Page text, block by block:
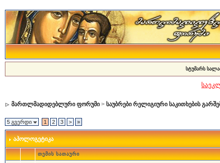
სტუმარს
მართლმადიდებლური ფორუმი> საუბრები რელიგიური საკითხების
5 გვერდი 1 2 3 > »
აპოლოგეტიკა
თემის სათაური